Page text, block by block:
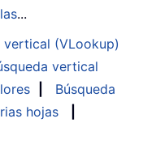
...
vertical (VLookup)
vertical
Búsqueda
hojas